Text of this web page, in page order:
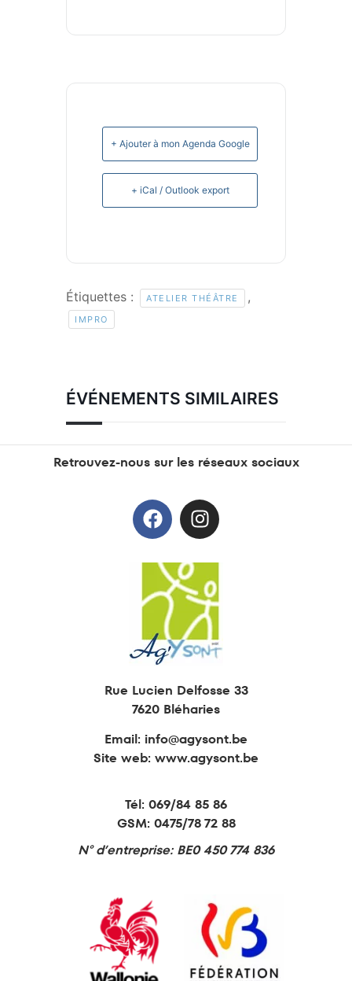
+ Ajouter à mon Agenda Google
+ iCal / Outlook export
Étiquettes : ATELIER THÉÂTRE ,
IMPRO
ÉVÉNEMENTS SIMILAIRES
Retrouvez-nous sur les réseaux sociaux
Rue Lucien Delfosse 33
7620 Bléharies
Email: info@agysont.be
Site web: www.agysont.be
Tél: 069/84 85 86
GSM: 0475/78 72 88
N° d’entreprise: BE0 450 774 836